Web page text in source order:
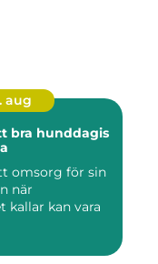
aug
bra hunddagis
omsorg för sin
när
kallar kan vara